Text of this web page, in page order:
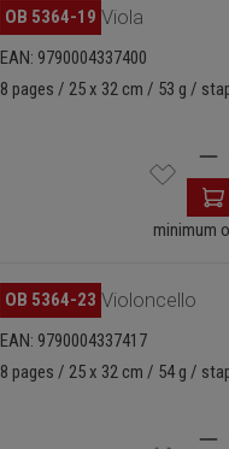
OB 5364-19 Viola
EAN: 9790004337400
8 pages / 25 x 32 cm / 53 g /
minimum
OB 5364-23 Violoncello
EAN: 9790004337417
8 pages / 25 x 32 cm / 54 g /